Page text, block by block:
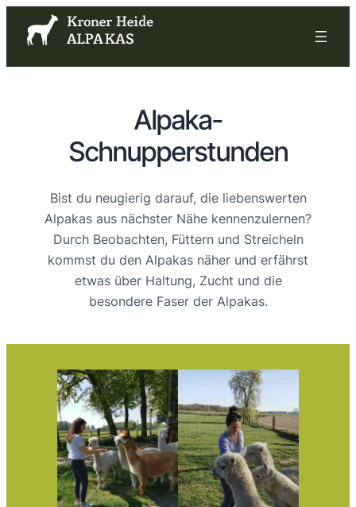
Alpaka-
Schnupperstunden
Bist du neugierig darauf, die liebenswerten
Alpakas aus nächster Nähe kennenzulernen?
Durch Beobachten, Füttern und Streicheln
kommst du den Alpakas näher und erfährst
etwas über Haltung, Zucht und die
besondere Faser der Alpakas.